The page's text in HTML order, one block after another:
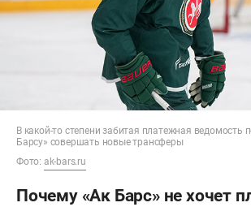
В какой-то степени забитая платежная ведомость
Барсу» совершать новые трансферы
Фото: ak-bars.ru
Почему «Ак Барс» не хочет